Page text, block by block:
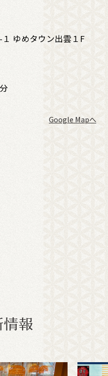
ゆめタウン出雲１F
Google Mapへ
情報